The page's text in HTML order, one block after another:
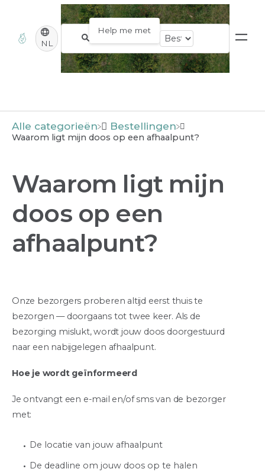
NL
Alle categorieën ​Bestellingen
Waarom ligt mijn doos op een afhaalpunt?
Waarom ligt mijn
doos op een
afhaalpunt?
Onze bezorgers proberen altijd eerst thuis te
bezorgen — doorgaans tot twee keer. Als de
bezorging mislukt, wordt jouw doos doorgestuurd
naar een nabijgelegen afhaalpunt.
Hoe je wordt geïnformeerd
Je ontvangt een e-mail en/of sms van de bezorger
met:
De locatie van jouw afhaalpunt
De deadline om jouw doos op te halen